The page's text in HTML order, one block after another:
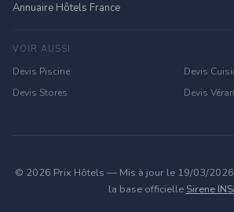
Annuaire Hôtels France
VOIR AUSSI
Devis Piscine
Devis
Devis Stores
Devis
© 2026 Prix Hôtels — Mis à jour le 19/03/
la base officielle Sirene